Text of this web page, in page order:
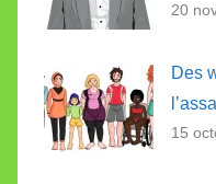
20
Des
15